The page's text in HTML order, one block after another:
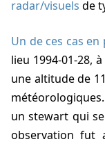
radar/visuels de
Un de ces cas
lieu 1994-01-28,
une altitude de
un stewart qui
observation fut